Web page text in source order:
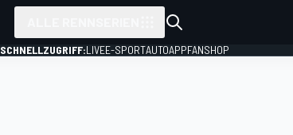
SCHNELLZUGRIFF:LIVEE-SPORTAUTOAPPFANSHOP